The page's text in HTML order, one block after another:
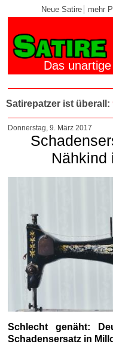
Neue Satire mehr
Das
Satirepatzer ist überall:
Donnerstag, 9. März 2017
Nähkind
Schlecht genäht:
Schadensersatz in